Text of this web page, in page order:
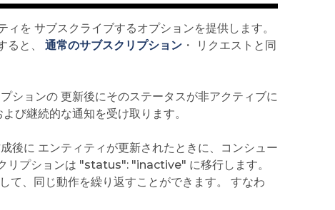
を サブスクライブするオプションを提供します。
ると、 通常のサブスクリプション・ リクエストと同
ションの 更新後にそのステータスが非アクティブに
び継続的な通知を受け取ります。
後に エンティティが更新されたときに、コンシュー
リプションは "status": "inactive" に移行します。
、同じ動作を繰り返すことができます。 すなわ